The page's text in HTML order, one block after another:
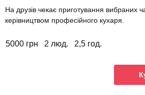
На друзів чекає приготування вибраних
керівництвом професійного кухаря.
5000 грн 2 люд. 2,5 год.